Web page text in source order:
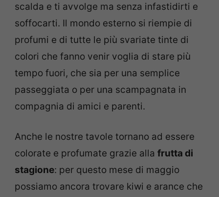
scalda e ti avvolge ma senza infastidirti e
soffocarti. Il mondo esterno si riempie di
profumi e di tutte le più svariate tinte di
colori che fanno venir voglia di stare più
tempo fuori, che sia per una semplice
passeggiata o per una scampagnata in
compagnia di amici e parenti.
Anche le nostre tavole tornano ad essere
colorate e profumate grazie alla frutta di
stagione: per questo mese di maggio
possiamo ancora trovare kiwi e arance che